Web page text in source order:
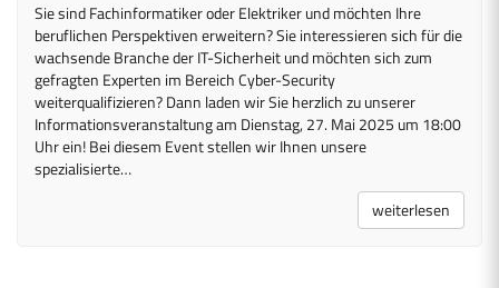
Sie sind Fachinformatiker oder Elektriker und möchten Ihre
beruflichen Perspektiven erweitern? Sie interessieren sich für die
wachsende Branche der IT-Sicherheit und möchten sich zum
gefragten Experten im Bereich Cyber-Security
weiterqualifizieren? Dann laden wir Sie herzlich zu unserer
Informationsveranstaltung am Dienstag, 27. Mai 2025 um 18:00
Uhr ein! Bei diesem Event stellen wir Ihnen unsere
spezialisierte…
weiterlesen